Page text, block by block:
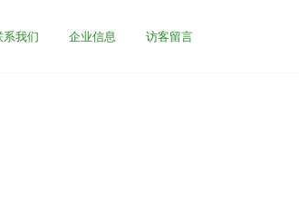
系我们 企业信息 访客留言